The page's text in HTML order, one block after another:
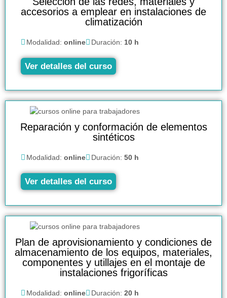
accesorios a emplear en instalaciones de
climatización
Modalidad: online Duración: 10 h
Ver detalles del curso
Reparación y conformación de elementos
sintéticos
Modalidad: online Duración: 50 h
Ver detalles del curso
Plan de aprovisionamiento y condiciones de
almacenamiento de los equipos, materiales,
componentes y utillajes en el montaje de
instalaciones frigoríficas
Modalidad: online Duración: 20 h